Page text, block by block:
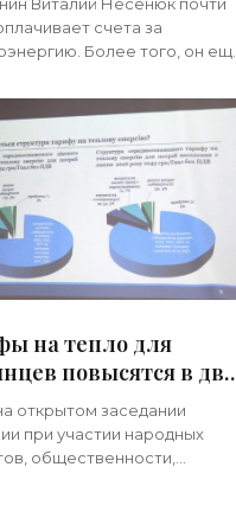
счета за
Более того, он еще
государству. Мужчина
у себя дома солнечные
на тепло для
повысятся в два
июля - «Новости
открытом заседании
при участии народных
общественности,